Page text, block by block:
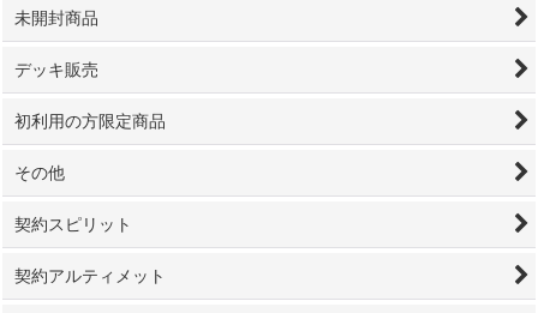
未開封商品
デッキ販売
初利用の方限定商品
その他
契約スピリット
契約アルティメット